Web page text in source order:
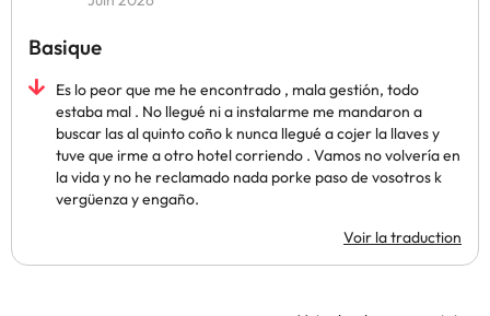
Basique
Es lo peor que me he encontrado , mala gestión, todo
estaba mal . No llegué ni a instalarme me mandaron a
buscar las al quinto coño k nunca llegué a cojer la llaves y
tuve que irme a otro hotel corriendo . Vamos no volvería en
la vida y no he reclamado nada porke paso de vosotros k
vergüenza y engaño.
Voir la traduction